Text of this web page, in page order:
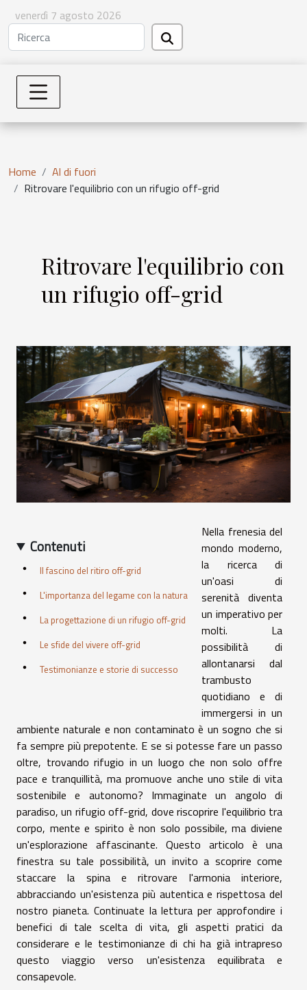
venerdì 7 agosto 2026
Home
Al di fuori
Ritrovare l'equilibrio con un rifugio off-grid
Ritrovare l'equilibrio con
un rifugio off-grid
Contenuti
Il fascino del ritiro off-grid
L'importanza del legame con la natura
La progettazione di un rifugio off-grid
Le sfide del vivere off-grid
Testimonianze e storie di successo
Nella frenesia del
mondo moderno,
la ricerca di
un'oasi di
serenità diventa
un imperativo per
molti. La
possibilità di
allontanarsi dal
trambusto
quotidiano e di
immergersi in un
ambiente naturale e non contaminato è un sogno che si
fa sempre più prepotente. E se si potesse fare un passo
oltre, trovando rifugio in un luogo che non solo offre
pace e tranquillità, ma promuove anche uno stile di vita
sostenibile e autonomo? Immaginate un angolo di
paradiso, un rifugio off-grid, dove riscoprire l'equilibrio tra
corpo, mente e spirito è non solo possibile, ma diviene
un'esplorazione affascinante. Questo articolo è una
finestra su tale possibilità, un invito a scoprire come
staccare la spina e ritrovare l'armonia interiore,
abbracciando un'esistenza più autentica e rispettosa del
nostro pianeta. Continuate la lettura per approfondire i
benefici di tale scelta di vita, gli aspetti pratici da
considerare e le testimonianze di chi ha già intrapreso
questo viaggio verso un'esistenza equilibrata e
consapevole.